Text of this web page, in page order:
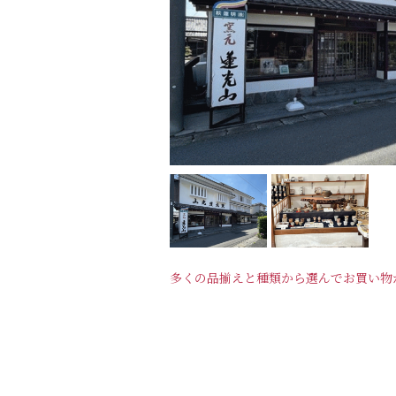
多くの品揃えと種類から選んでお買い